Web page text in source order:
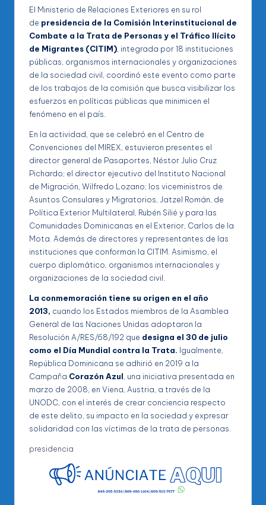
El Ministerio de Relaciones Exteriores en su rol
de presidencia de la Comisión Interinstitucional de
Combate a la Trata de Personas y el Tráfico Ilícito
de Migrantes (CITIM) , integrada por 18 instituciones
públicas, organismos internacionales y organizaciones
de la sociedad civil, coordinó este evento como parte
de los trabajos de la comisión que busca visibilizar los
esfuerzos en políticas públicas que minimicen el
fenómeno en el país.
En la actividad, que se celebró en el Centro de
Convenciones del MIREX, estuvieron presentes el
director general de Pasaportes, Néstor Julio Cruz
Pichardo; el director ejecutivo del Instituto Nacional
de Migración, Wilfredo Lozano; los viceministros de
Asuntos Consulares y Migratorios, Jatzel Román, de
Política Exterior Multilateral, Rubén Silié y para las
Comunidades Dominicanas en el Exterior, Carlos de la
Mota. Además de directores y representantes de las
instituciones que conforman la CITIM. Asimismo, el
cuerpo diplomático, organismos internacionales y
organizaciones de la sociedad civil.
La conmemoración tiene su origen en el año
2013, cuando los Estados miembros de la Asamblea
General de las Naciones Unidas adoptaron la
Resolución A/RES/68/192 que designa el 30 de julio
como el Día Mundial contra la Trata. Igualmente,
República Dominicana se adhirió en 2019 a la
Campaña Corazón Azul , una iniciativa presentada en
marzo de 2008, en Viena, Austria, a través de la
UNODC, con el interés de crear conciencia respecto
de este delito, su impacto en la sociedad y expresar
solidaridad con las víctimas de la trata de personas.
presidencia